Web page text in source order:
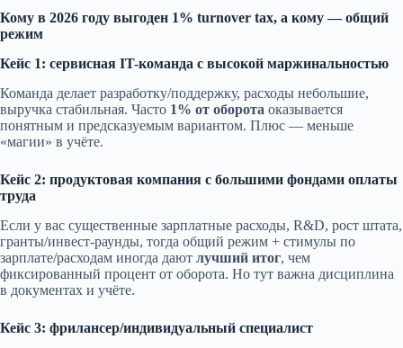
Кому в 2026 году выгоден 1% turnover tax, а кому — общий
режим
Кейс 1: сервисная IT-команда с высокой маржинальностью
Команда делает разработку/поддержку, расходы небольшие,
выручка стабильная. Часто 1% от оборота оказывается
понятным и предсказуемым вариантом. Плюс — меньше
«магии» в учёте.
Кейс 2: продуктовая компания с большими фондами оплаты
труда
Если у вас существенные зарплатные расходы, R&D, рост штата,
гранты/инвест-раунды, тогда общий режим + стимулы по
зарплате/расходам иногда дают лучший итог, чем
фиксированный процент от оборота. Но тут важна дисциплина
в документах и учёте.
Кейс 3: фрилансер/индивидуальный специалист